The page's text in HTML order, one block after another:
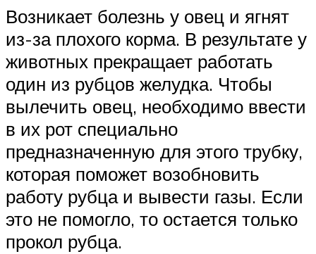
Возникает болезнь у овец и ягнят
из-за плохого корма. В результате у
животных прекращает работать
один из рубцов желудка. Чтобы
вылечить овец, необходимо ввести
в их рот специально
предназначенную для этого трубку,
которая поможет возобновить
работу рубца и вывести газы. Если
это не помогло, то остается только
прокол рубца.